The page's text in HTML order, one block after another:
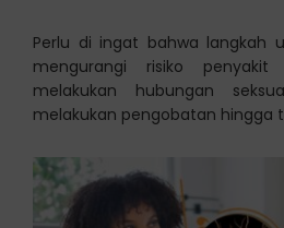
Perlu di ingat bahwa langkah
mengurangi risiko
melakukan hubungan
melakukan pengobatan hingga